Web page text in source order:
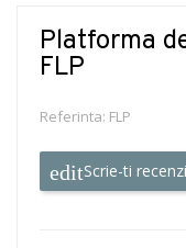
Platforma
FLP
Referinta: FLP
Scrie-ti